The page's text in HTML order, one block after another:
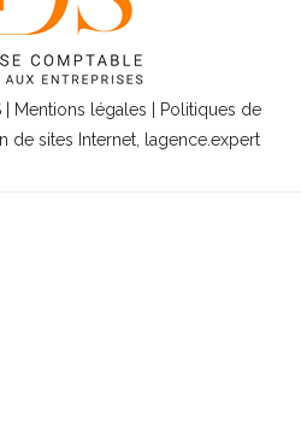
Mentions légales
Politiques de
de sites Internet, lagence.expert